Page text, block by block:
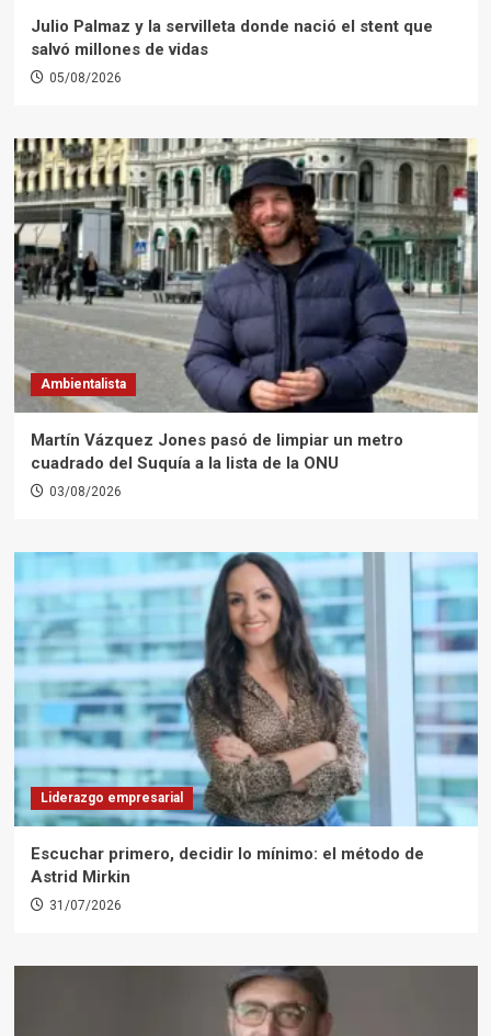
Julio Palmaz y la servilleta donde nació el stent que
salvó millones de vidas
05/08/2026
Ambientalista
Martín Vázquez Jones pasó de limpiar un metro
cuadrado del Suquía a la lista de la ONU
03/08/2026
Liderazgo empresarial
Escuchar primero, decidir lo mínimo: el método de
Astrid Mirkin
31/07/2026